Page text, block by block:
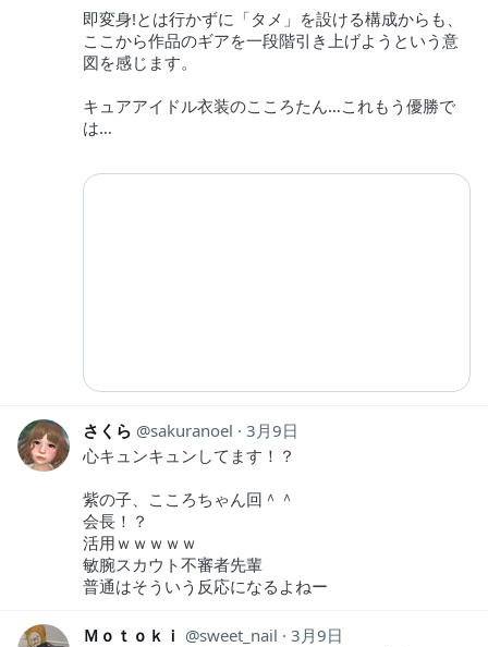
即変身!とは行かずに「タメ」を設ける構成からも、
ここから作品のギアを一段階引き上げようという意
図を感じます。
キュアアイドル衣装のこころたん…これもう優勝で
は…
さくら sakuranoel
3月9日
心キュンキュンしてます！？
紫の子、こころちゃん回＾＾
会長！？
活用ｗｗｗｗｗ
敏腕スカウト不審者先輩
普通はそういう反応になるよねー
Ｍｏｔｏｋｉ sweet_nail
3月9日